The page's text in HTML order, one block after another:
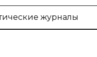
журналы